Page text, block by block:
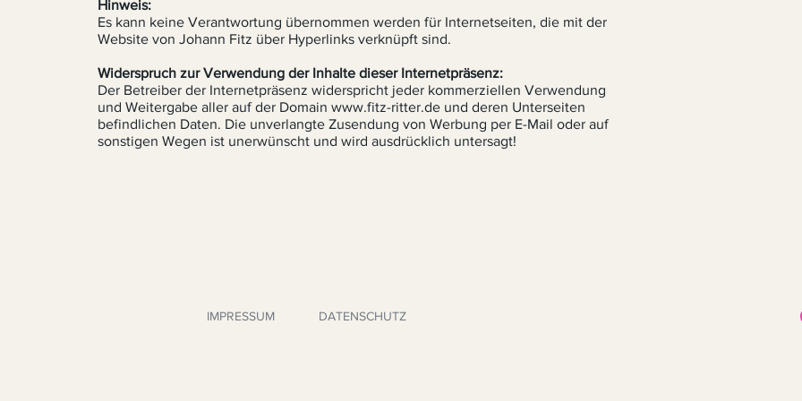
Hinweis:
Es kann keine Verantwortung übernommen werden für Internetseiten, die mit der
Website von Johann Fitz über Hyperlinks verknüpft sind.
Widerspruch zur Verwendung der Inhalte dieser Internetpräsenz:
Der Betreiber der Internetpräsenz widerspricht jeder kommerziellen Verwendung
und Weitergabe aller auf der Domain www.fitz-ritter.de und deren Unterseiten
befindlichen Daten. Die unverlangte Zusendung von Werbung per E-Mail oder auf
sonstigen Wegen ist unerwünscht und wird ausdrücklich untersagt!
IMPRESSUM DATENSCHUTZ